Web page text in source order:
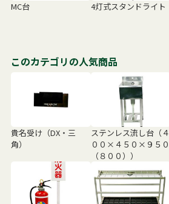
MC台 4灯式スタンドライト
このカテゴリの人気商品
貴名受け（DX・三
角）
ステンレス流し台（４
００×４５０×９５０
（８００））